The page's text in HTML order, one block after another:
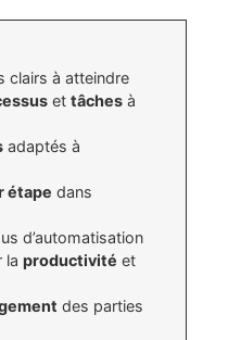
clairs à atteindre
ettâches à
adaptés à
étape dans
d’automatisation
laproductivité et
des parties